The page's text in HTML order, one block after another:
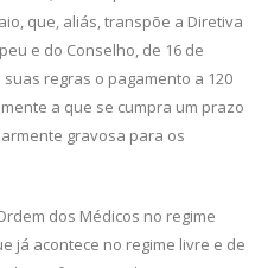
que, aliás, transpõe a Diretiva
e do Conselho, de 16 de
suas regras o pagamento a 120
a que se cumpra um prazo
gravosa para os
dos Médicos no regime
já acontece no regime livre e de